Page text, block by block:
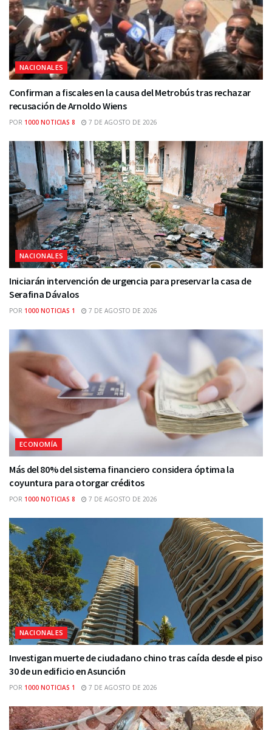
NACIONALES
Confirman a fiscales en la causa del Metrobús tras rechazar
recusación de Arnoldo Wiens
POR 1000 NOTICIAS 8 7 DE AGOSTO DE 2026
NACIONALES
Iniciarán intervención de urgencia para preservar la casa de
Serafina Dávalos
POR 1000 NOTICIAS 1 7 DE AGOSTO DE 2026
ECONOMÍA
Más del 80% del sistema financiero considera óptima la
coyuntura para otorgar créditos
POR 1000 NOTICIAS 8 7 DE AGOSTO DE 2026
NACIONALES
Investigan muerte de ciudadano chino tras caída desde el piso
30 de un edificio en Asunción
POR 1000 NOTICIAS 1 7 DE AGOSTO DE 2026